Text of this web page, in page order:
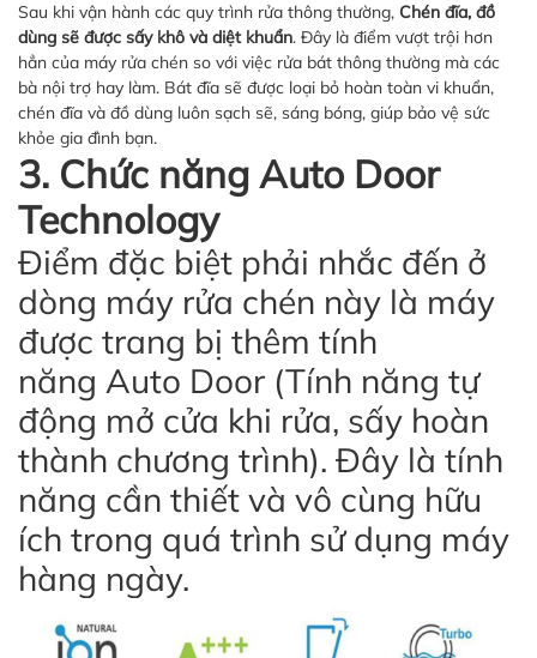
Sau khi vận hành các quy trình rửa thông thường, Chén đĩa, đồ
dùng sẽ được sấy khô và diệt khuẩn. Đây là điểm vượt trội hơn
hẳn của máy rửa chén so với việc rửa bát thông thường mà các
bà nội trợ hay làm. Bát đĩa sẽ được loại bỏ hoàn toàn vi khuẩn,
chén đĩa và đồ dùng luôn sạch sẽ, sáng bóng, giúp bảo vệ sức
khỏe gia đình bạn.
3. Chức năng Auto Door
Technology
Điểm đặc biệt phải nhắc đến ở
dòng máy rửa chén này là máy
được trang bị thêm tính
năng Auto Door (Tính năng tự
động mở cửa khi rửa, sấy hoàn
thành chương trình). Đây là tính
năng cần thiết và vô cùng hữu
ích trong quá trình sử dụng máy
hàng ngày.